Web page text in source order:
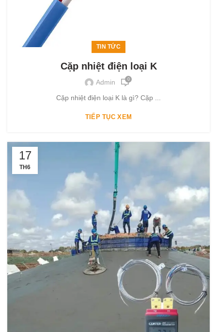
TIN TỨC
Cặp nhiệt điện loại K
Admin 0
Cặp nhiệt điện loại K là gì? Cặp ...
TIẾP TỤC XEM
17
TH6